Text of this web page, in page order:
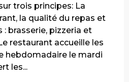
trois principes: La
la qualité du repas et
: brasserie, pizzeria et
restaurant accueille les
hebdomadaire le mardi
les...